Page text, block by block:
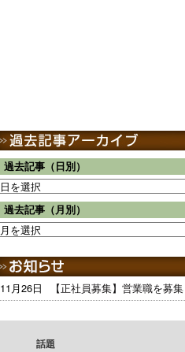
過去記事（日別）
過去記事（月別）
11月26日 【正社員募集】営業職を募
話題